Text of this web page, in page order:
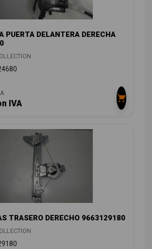
PUERTA DELANTERA DERECHA
IVA
TRASERO DERECHO 9663129180